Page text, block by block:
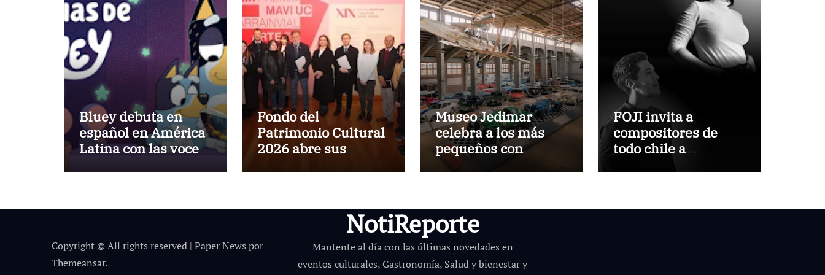
Bluey debuta en
español en América
Latina con las voces
Fondo del
Patrimonio Cultural
2026 abre sus
$5.500 millones
Museo Jedimar
celebra a los más
pequeños con
entrada liberada por
FOJI invita a
compositores de
todo chile a
participar del VIII
Orquestas Infanto
Copyright © All rights reserved | Paper News por
Themeansar.
NotiReporte
Mantente al día con las últimas novedades en
eventos culturales, Gastronomía, Salud y bienestar y